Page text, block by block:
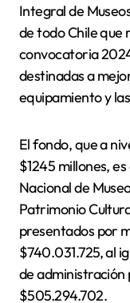
Integral de
de todo Chile que
convocatoria
destinadas a
equipamiento y
El fondo, que a
$1245 millones,
Nacional de
Patrimonio
presentados por
$740.031.725, al
de administración
$505.294.702.